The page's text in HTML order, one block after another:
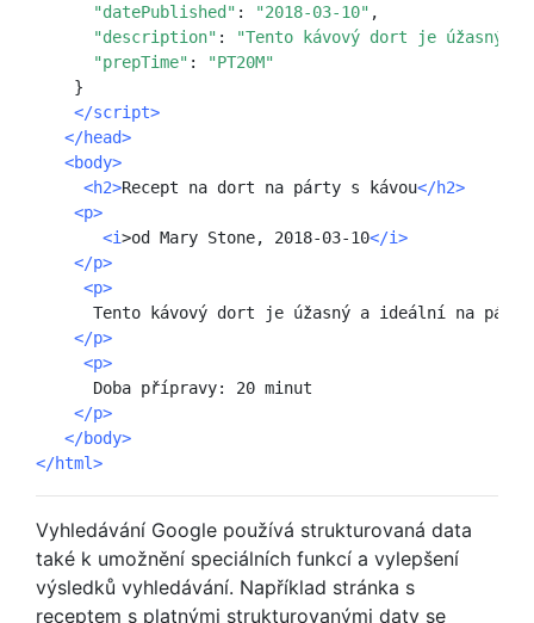
"datePublished" : "2018-03-10" ,
"description" :
"Tento kávový dort je úžasný
"prepTime" :
"PT20M"
}
</script>
</head>
<body>
<h2>Recept na dort na párty s kávou</h2>
<p>
<i>od Mary Stone, 2018-03-10</i>
</p>
<p>
Tento kávový dort je úžasný a ideální na
</p>
<p>
Doba přípravy: 20 minut
</p>
</body>
</html>
Vyhledávání Google používá strukturovaná data
také k umožnění speciálních funkcí a vylepšení
výsledků vyhledávání. Například stránka s
receptem s platnými strukturovanými daty se